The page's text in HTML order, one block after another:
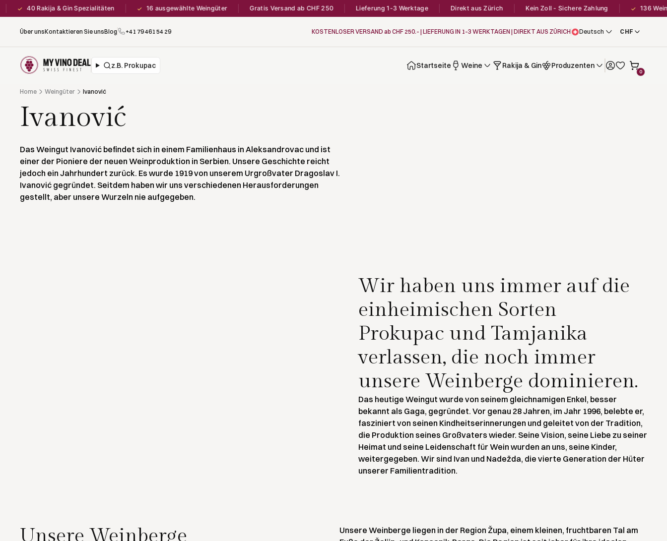
40 Rakija & Gin Spezialitäten 16 ausgewählte Weingüter Gratis Versand ab CHF 250 Lieferung 1-3 Werktage Direkt aus Zürich Kein Zoll - Sichere Zahlung 136 Weine
Über unsKontaktieren Sie unsBlog +41 79 461 54 29 KOSTENLOSER VERSAND ab CHF 250.– | LIEFERUNG IN 1–3 WERKTAGEN | DIREKT AUS ZÜRICH Deutsch
z.B. Prokupac Startseite Weine Rakija & Gin Produzenten
0
Home Weingüter Ivanović
Ivanović
Das Weingut Ivanović befindet sich in einem Familienhaus in Aleksandrovac und ist
einer der Pioniere der neuen Weinproduktion in Serbien. Unsere Geschichte reicht
jedoch ein Jahrhundert zurück. Es wurde 1919 von unserem Urgroßvater Dragoslav I.
Ivanović gegründet. Seitdem haben wir uns verschiedenen Herausforderungen
gestellt, aber unsere Wurzeln nie aufgegeben.
Wir haben uns immer auf die
einheimischen Sorten
Prokupac und Tamjanika
verlassen, die noch immer
unsere Weinberge dominieren.
Das heutige Weingut wurde von seinem gleichnamigen Enkel, besser
bekannt als Gaga, gegründet. Vor genau 28 Jahren, im Jahr 1996, belebte er,
fasziniert von seinen Kindheitserinnerungen und geleitet von der Tradition,
die Produktion seines Großvaters wieder. Seine Vision, seine Liebe zu seiner
Heimat und seine Leidenschaft für Wein wurden an uns, seine Kinder,
weitergegeben. Wir sind Ivan und Nadežda, die vierte Generation der Hüter
unserer Familientradition.
Unsere Weinberge
Unsere Weinberge liegen in der Region Župa, einem kleinen, fruchtbaren Tal am